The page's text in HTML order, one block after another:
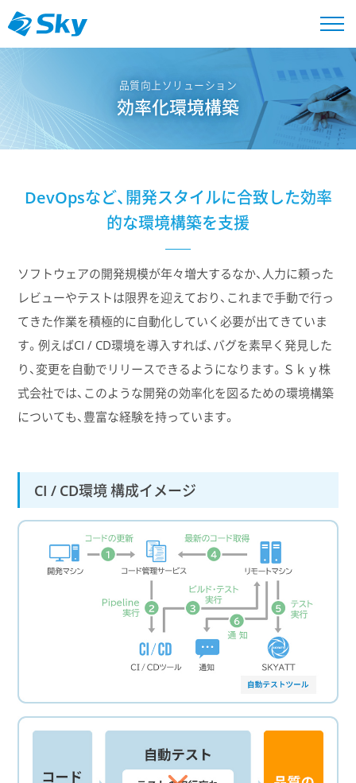
品質向上ソリューション
効率化環境構築
DevOpsなど、開発スタイルに合致した効率
的な環境構築を支援
ソフトウェアの開発規模が年々増大するなか、人力に頼った
レビューやテストは限界を迎えており、これまで手動で行っ
てきた作業を積極的に自動化していく必要が出てきていま
す。例えばCI / CD環境を導入すれば、バグを素早く発見した
り、変更を自動でリリースできるようになります。Ｓｋｙ株
式会社では、このような開発の効率化を図るための環境構築
についても、豊富な経験を持っています。
CI / CD環境 構成イメージ